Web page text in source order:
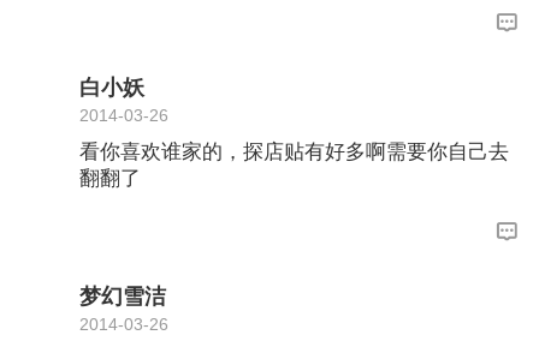
白小妖
2014-03-26
看你喜欢谁家的，探店贴有好多啊需要你自己去
翻翻了
梦幻雪洁
2014-03-26